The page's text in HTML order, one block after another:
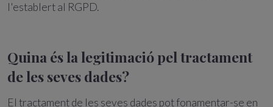
l'establert al RGPD.
Quina és la legitimació pel tractament
de les seves dades?
El tractament de les seves dades pot fonamentar-se en